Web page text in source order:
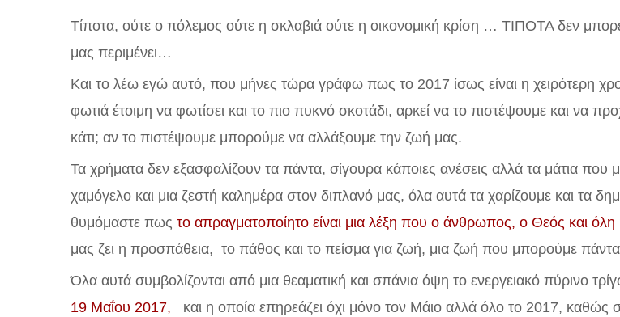
Τίποτα, ούτε ο πόλεμος ούτε η σκλαβιά ούτε η οικονομική κρίση … ΤΙΠΟΤΑ δεν
μας περιμένει…
Και το λέω εγώ αυτό, που μήνες τώρα γράφω πως το 2017 ίσως είναι η χειρότερη
φωτιά έτοιμη να φωτίσει και το πιο πυκνό σκοτάδι, αρκεί να το πιστέψουμε και να
κάτι; αν το πιστέψουμε μπορούμε να αλλάξουμε την ζωή μας.
Τα χρήματα δεν εξασφαλίζουν τα πάντα, σίγουρα κάποιες ανέσεις αλλά τα μάτια
χαμόγελο και μια ζεστή καλημέρα στον διπλανό μας, όλα αυτά τα χαρίζουμε και τα
θυμόμαστε πως το απραγματοποίητο είναι μια λέξη που ο άνθρωπος, ο Θεός και
μας ζει η προσπάθεια, το πάθος και το πείσμα για ζωή, μια ζωή που μπορούμε
Όλα αυτά συμβολίζονται από μια θεαματική και σπάνια όψη το ενεργειακό πύρινο
19 Μαΐου 2017,
και η οποία επηρεάζει όχι μόνο τον Μάιο αλλά όλο το 2017, καθώς